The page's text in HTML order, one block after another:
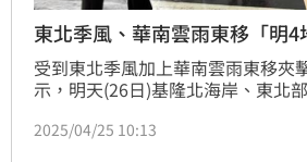
東北季風、華南雲雨東移「明4
受到東北季風加上華南雲雨東移夾
示，明天(26日)基隆北海岸、東北
鋒面通過，雨區再度擴大，全台有
2025/04/25 10:13